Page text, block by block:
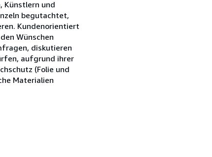
Künstlern und
begutachtet,
Kundenorientiert
Wünschen
diskutieren
aufgrund ihrer
(Folie und
Materialien